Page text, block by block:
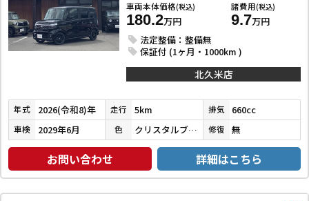
車両本体価格(税込)
180.2万円
諸費用(税込)
9.7万円
法定整備：整備無
保証付 (1ヶ月・1000km )
北久米店
年式 2026(令和8)年 走行 5km 排気 660cc
車検 2029年6月 色 クリスタルブラックパール 修復 無
お問い合わせ 詳細はこちら